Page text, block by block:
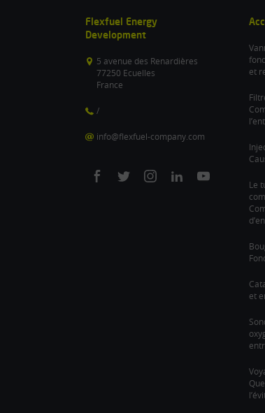
Flexfuel Energy
Development
5 avenue des Renardières
77250 Ecuelles
France
/
info@flexfuel-company.com
On
On
On
On
On
et
Le
et